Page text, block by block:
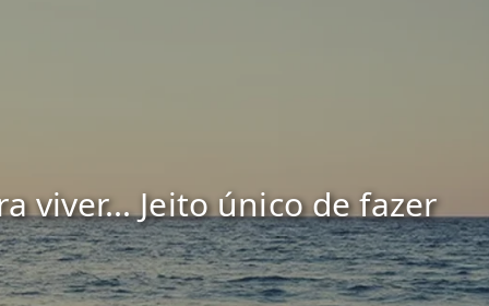
viver... Jeito único de fazer